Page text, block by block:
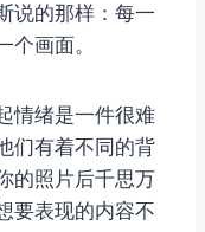
说的那样：每一
画面。
情绪是一件很难
们有着不同的背
的照片后千思万
要表现的内容不